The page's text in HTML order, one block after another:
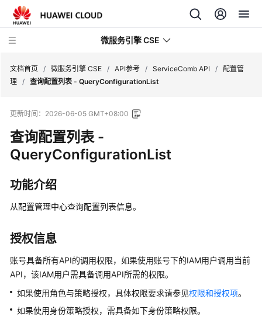
微服务引擎 CSE
新
动
态
品
绍
计
说
明
速
文档首页 / 微服务引擎 CSE / API参考 / ServiceComb API /
配置管
理 / 查询配置列表 - QueryConfigurationList
更新时间： 2026-06-05 GMT+08:00
查询配置列表 -
QueryConfigurationList
功能介绍
从配置管理中心查询配置列表信息。
授权信息
账号具备所有API的调用权限，如果使用账号下的IAM用户调用当前
API，该IAM用户需具备调用API所需的权限。
如果使用角色与策略授权，具体权限要求请参见权限和授权项。
如果使用身份策略授权，需具备如下身份策略权限。